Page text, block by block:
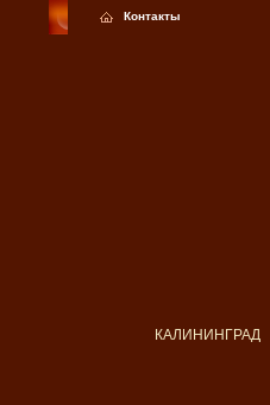
Контакты
КАЛИНИНГРАД